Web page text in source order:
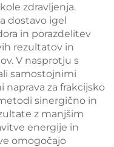
zdravljenja.
dostavo igel
in porazdelitev
rezultatov in
V nasprotju s
samostojnimi
za frakcijsko
sinergično in
z manjšim
energije in
omogočajo